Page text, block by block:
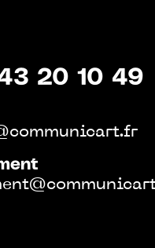
20 10 49